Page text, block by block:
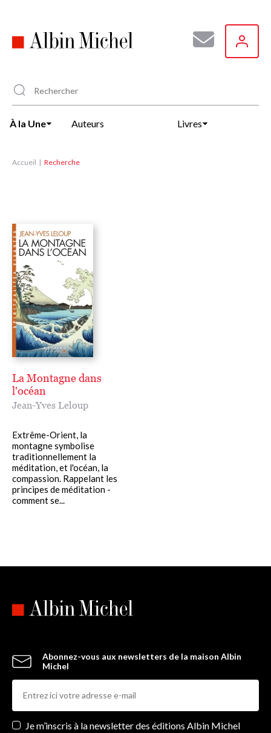
principal
À la Une Auteurs Livres
Accueil Recherche
La Montagne dans
l'océan
Jean-Yves Leloup
Extrême-Orient, la
montagne symbolise
traditionnellement la
méditation, et l'océan, la
compassion. Rappelant les
principes de méditation -
comment se...
Abonnez-vous aux newsletters de la maison Albin
Michel
Newsletters
Je m’inscris à la newsletter des éditions Albin Michel